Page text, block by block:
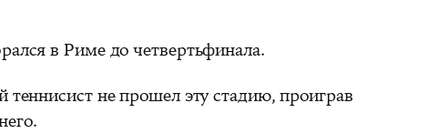
в Риме до четвертьфинала.
теннисист не прошел эту стадию, проиграв